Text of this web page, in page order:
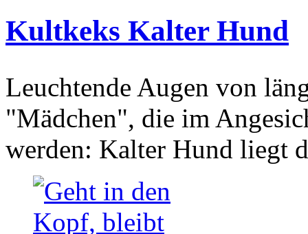
Kultkeks Kalter Hund
Leuchtende Augen von
"Mädchen", die im
werden: Kalter Hund liegt